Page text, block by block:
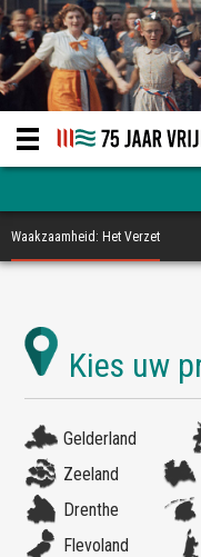
Waakzaamheid: Het Verzet
Gelderland
Zeeland
Drenthe
Flevoland